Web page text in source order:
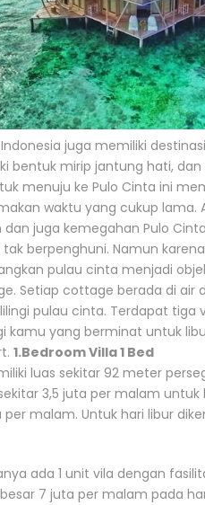
juga memiliki
bentuk mirip jantung hati,
menuju ke Pulo Cinta ini
waktu yang cukup
juga kemegahan Pulo
berpenghuni. Namun
pulau cinta menjadi
Setiap cottage berada di
pulau cinta. Terdapat
kamu yang berminat untuk
1.Bedroom Villa 1 Bed
luas sekitar 92 meter
3,5 juta per malam
malam. Untuk hari libur
ada 1 unit vila dengan
7 juta per malam pada